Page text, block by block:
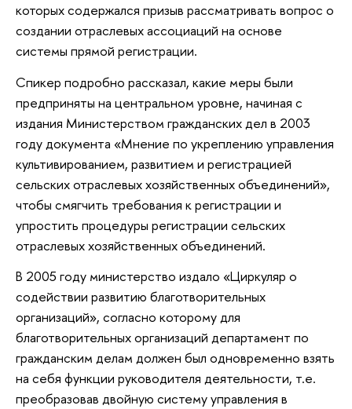
которых содержался призыв рассматривать вопрос о
создании отраслевых ассоциаций на основе
системы прямой регистрации.
Спикер подробно рассказал, какие меры были
предприняты на центральном уровне, начиная с
издания Министерством гражданских дел в 2003
году документа «Мнение по укреплению управления
культивированием, развитием и регистрацией
сельских отраслевых хозяйственных объединений»,
чтобы смягчить требования к регистрации и
упростить процедуры регистрации сельских
отраслевых хозяйственных объединений.
В 2005 году министерство издало «Циркуляр о
содействии развитию благотворительных
организаций», согласно которому для
благотворительных организаций департамент по
гражданским делам должен был одновременно взять
на себя функции руководителя деятельности, т.е.
преобразовав двойную систему управления в